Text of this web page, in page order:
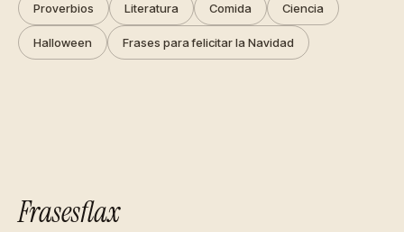
Proverbios Literatura Comida Ciencia
Halloween Frases para felicitar la Navidad
Frasesflax